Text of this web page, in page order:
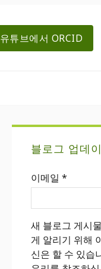
유튜브에서 ORCID
블로그 업데
이메일 *
새 블로그 게시
게 알리기 위해
신은 할 수 있습